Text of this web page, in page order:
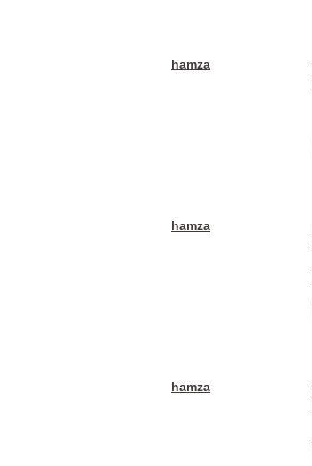
hamza
hamza
hamza